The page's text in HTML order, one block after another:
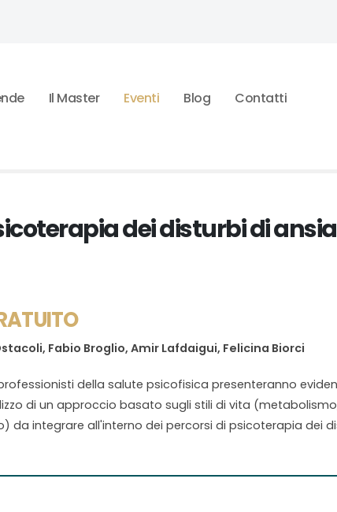
Il Master Eventi Blog Contatti
dei disturbi di
Fabio Broglio, Amir Lafdaigui, Felicina Biorci
della salute psicofisica presenteranno
di un approccio basato sugli stili di vita
da integrare all'interno dei percorsi di psicoterapia dei